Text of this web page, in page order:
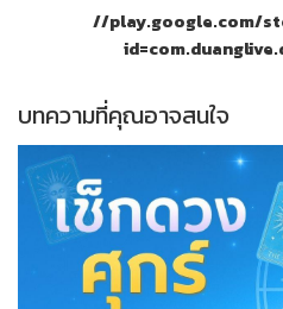
//play.google.com/
บทความที่คุณอาจสนใจ